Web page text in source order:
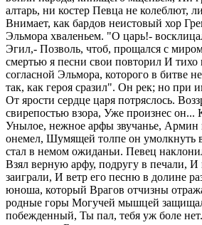
алтарь, ни костер Певца не колеблют,
Внимает, как бардов неистовый хор
Эльмора хваленьем. "О царь!-
Эгил,- Позволь, чтоб, прощался с
смертью я песни свои повторил И тихо
согласной Эльмора, которого в битве
так, как героя сразил". Он рек; но при
От ярости сердце царя потряслось.
свирепостью взора, Уже произнес он...
Унылое, нежное арфы звучанье, Армин
онемел, Шумящей толпе он умолкнуть
стал в немом ожиданьи. Певец
Взял верную арфу, подругу в печали, И
заиграли, И ветр его песню в долине
юноша, который Врагов отчизны
родные горы Могучей мышцей
побежденный, Ты пал, тебя уж боле